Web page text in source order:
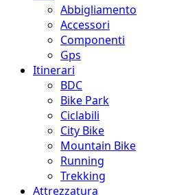
Abbigliamento
Accessori
Componenti
Gps
Itinerari
BDC
Bike Park
Ciclabili
City Bike
Mountain Bike
Running
Trekking
Attrezzatura